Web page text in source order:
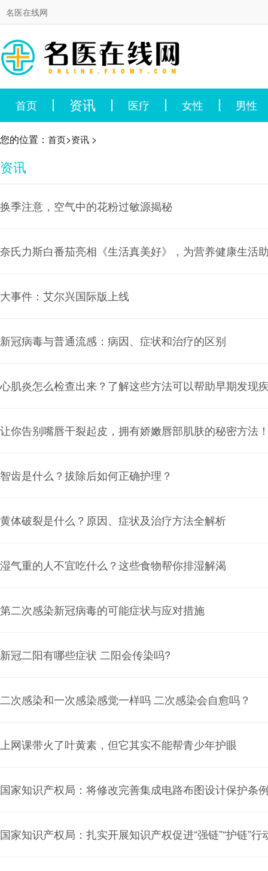
名医在线网
首页 资讯 医疗 女性 男性
您的位置： 首页>资讯 >
资讯
换季注意，空气中的花粉过敏源揭秘
奈氏力斯白番茄亮相《生活真美好》，为营养健康生活
大事件：艾尔兴国际版上线
新冠病毒与普通流感：病因、症状和治疗的区别
心肌炎怎么检查出来？了解这些方法可以帮助早期发现
让你告别嘴唇干裂起皮，拥有娇嫩唇部肌肤的秘密方法
智齿是什么？拔除后如何正确护理？
黄体破裂是什么？原因、症状及治疗方法全解析
湿气重的人不宜吃什么？这些食物帮你排湿解渴
第二次感染新冠病毒的可能症状与应对措施
新冠二阳有哪些症状 二阳会传染吗?
二次感染和一次感染感觉一样吗 二次感染会自愈吗？
上网课带火了叶黄素，但它其实不能帮青少年护眼
国家知识产权局：将修改完善集成电路布图设计保护条
国家知识产权局：扎实开展知识产权促进“强链”“护链”行